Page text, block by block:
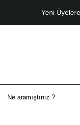
Yeni